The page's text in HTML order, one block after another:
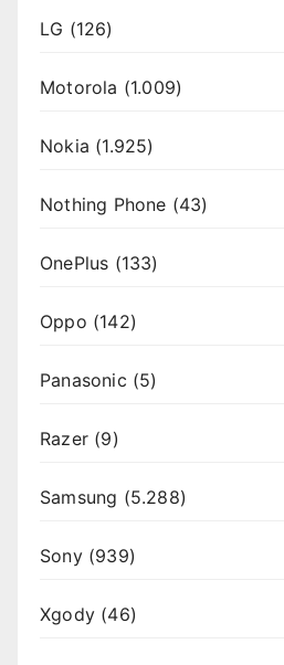
LG (126)
Motorola (1.009)
Nokia (1.925)
Nothing Phone (43)
OnePlus (133)
Oppo (142)
Panasonic (5)
Razer (9)
Samsung (5.288)
Sony(939)
Xgody (46)